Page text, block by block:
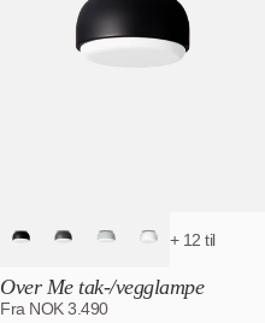
+ 12 til
Over Me tak-/vegglampe
Fra NOK3.490